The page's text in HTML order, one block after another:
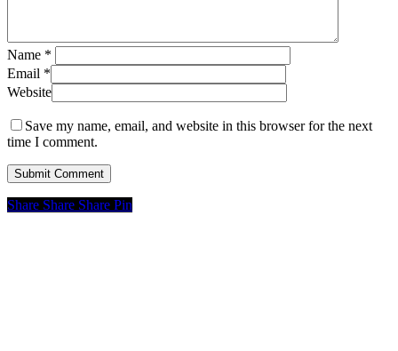
Name *
Email *
Website
Save my name, email, and website in this browser for the next
time I comment.
Share Share Share Pin